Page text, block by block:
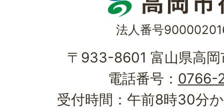
法人番号
〒933-8601 富山県高
電話番号： 0766-
受付時間：午前8時30分